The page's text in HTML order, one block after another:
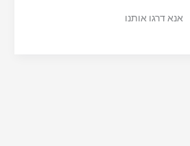
אנא דרגו אותנו